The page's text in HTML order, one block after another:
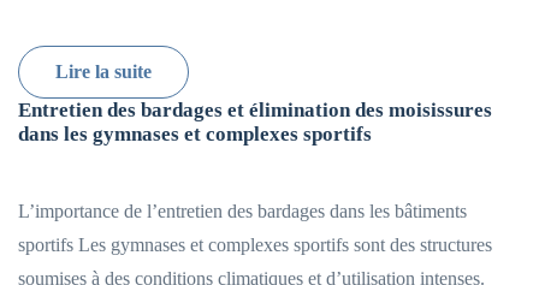
Lire la suite
Entretien des bardages et élimination des moisissures
dans les gymnases et complexes sportifs
L’importance de l’entretien des bardages dans les bâtiments
sportifs Les gymnases et complexes sportifs sont des structures
soumises à des conditions climatiques et d’utilisation intenses.